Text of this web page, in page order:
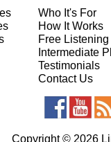
Who It's For
How It Works
Free
Intermediate
Testimonials
Contact Us
Copyright © 2026